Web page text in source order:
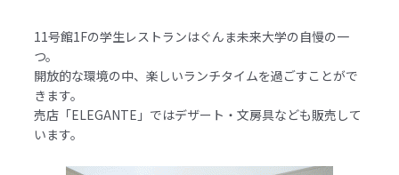
11号館1Fの学生レストランはぐんま未来大学の自慢の一
つ。
開放的な環境の中、楽しいランチタイムを過ごすことがで
きます。
売店「ELEGANTE」ではデザート・文房具なども販売して
います。